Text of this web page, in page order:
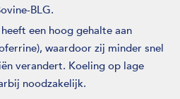
BLG.
een hoog gehalte aan
waardoor zij minder snel
verandert. Koeling op lage
noodzakelijk.